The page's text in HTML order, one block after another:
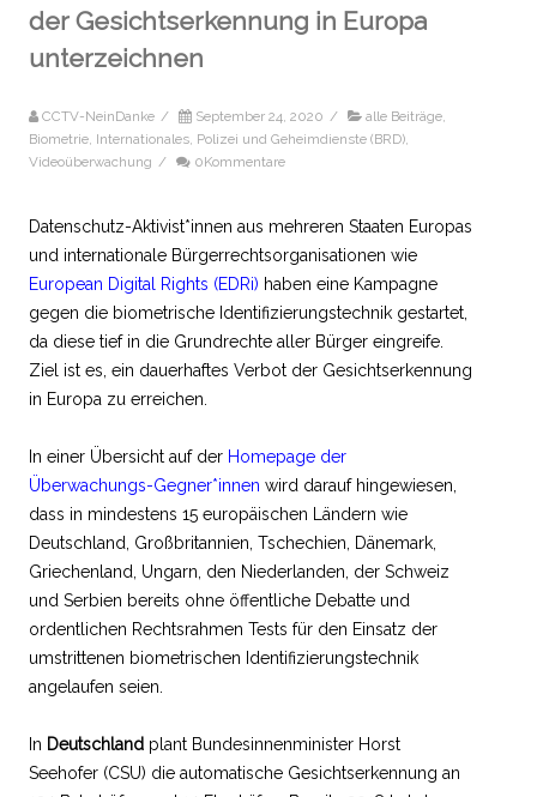
der Gesichtserkennung in Europa
unterzeichnen
CCTV-NeinDanke / September 24, 2020 / alle Beiträge
Biometrie Internationales Polizei und Geheimdienste (BRD)
Videoüberwachung / 0Kommentare
Datenschutz-Aktivist*innen aus mehreren Staaten Europas
und internationale Bürgerrechtsorganisationen wie
European Digital Rights (EDRi) haben eine Kampagne
gegen die biometrische Identifizierungstechnik gestartet,
da diese tief in die Grundrechte aller Bürger eingreife.
Ziel ist es, ein dauerhaftes Verbot der Gesichtserkennung
in Europa zu erreichen.
In einer Übersicht auf der Homepage der
Überwachungs-Gegner*innen wird darauf hingewiesen,
dass in mindestens 15 europäischen Ländern wie
Deutschland, Großbritannien, Tschechien, Dänemark,
Griechenland, Ungarn, den Niederlanden, der Schweiz
und Serbien bereits ohne öffentliche Debatte und
ordentlichen Rechtsrahmen Tests für den Einsatz der
umstrittenen biometrischen Identifizierungstechnik
angelaufen seien.
In Deutschland plant Bundesinnenminister Horst
Seehofer (CSU) die automatische Gesichtserkennung an